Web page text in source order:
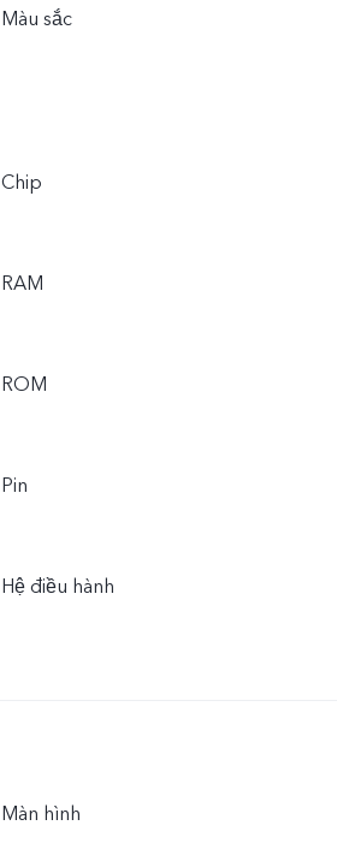
Màu sắc
Chip
RAM
ROM
Pin
Hệ điều hành
Màn hình